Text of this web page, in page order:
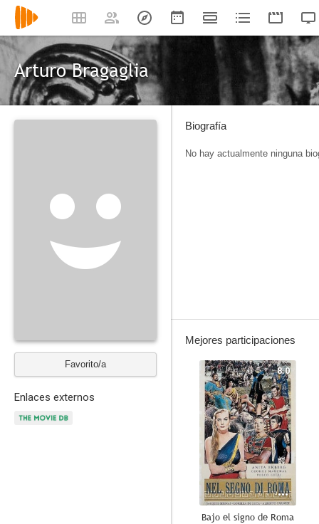
Arturo Bragaglia
Favorito/a
Enlaces externos
Biografía
No hay actualmente ninguna
Mejores participaciones
8.0
Bajo el signo de Roma